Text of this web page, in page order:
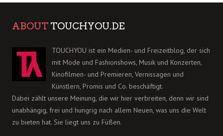
ABOUT TOUCHYOU.DE
TOUCHYOU ist ein Medien- und Freizeitblog, der sich
mit Mode und Fashionshows, Musik und Konzerten,
Kinofilmen- und Premieren, Vernissagen und
Künstlern, Promis und Co. beschäftigt.
Dabei zählt unsere Meinung, die wir hier verbreiten, denn wir sind
unabhängig, frei und hungrig nach allem Neuen, was uns die Welt
zu bieten hat. Sie liegt uns zu Füßen.